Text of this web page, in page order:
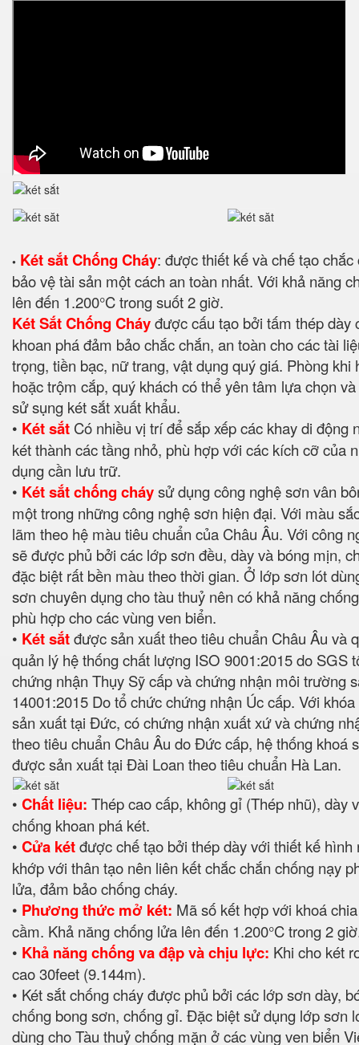
• Két sắt Chống Cháy: được thiết kế và chế tạo
bảo vệ tài sản một cách an toàn nhất. Với khả năng
lên đến 1.200°C trong suốt 2 giờ.
Két Sắt Chống Cháyđược cấu tạo bởi tấm thép dày
khoan phá đảm bảo chắc chắn, an toàn cho các tài
trọng, tiền bạc, nữ trang, vật dụng quý giá. Phòng khi
hoặc trộm cắp, quý khách có thể yên tâm lựa chọn
sử sụng két sắt xuất khẩu.
• Két sắt Có nhiều vị trí để sắp xếp các khay di động
két thành các tầng nhỏ, phù hợp với các kích cỡ của
dụng cần lưu trữ.
• Két sắt chống cháysử dụng công nghệ sơn vân
một trong những công nghệ sơn hiện đại. Với màu
lãm theo hệ màu tiêu chuẩn của Châu Âu. Với công
sẽ được phủ bởi các lớp sơn đều, dày và bóng mịn,
đặc biệt rất bền màu theo thời gian. Ở lớp sơn lót
sơn chuyên dụng cho tàu thuỷ nên có khả năng
phù hợp cho các vùng ven biển.
• Két sắtđược sản xuất theo tiêu chuẩn Châu Âu và
quản lý hệ thống chất lượng ISO 9001:2015 do SGS
chứng nhận Thụy Sỹ cấp và chứng nhận môi trường
14001:2015 Do tổ chức chứng nhận Úc cấp. Với
sản xuất tại Đức, có chứng nhận xuất xứ và chứng
theo tiêu chuẩn Châu Âu do Đức cấp, hệ thống khoá
được sản xuất tại Đài Loan theo tiêu chuẩn Hà Lan.
• Chất liệu: Thép cao cấp, không gỉ (Thép nhũ), dày
chống khoan phá két.
• Cửa kétđược chế tạo bởi thép dày với thiết kế hình
khớp với thân tạo nên liên kết chắc chắn chống nạy
lửa, đảm bảo chống cháy.
• Phương thức mở két: Mã số kết hợp với khoá
cầm. Khả năng chống lửa lên đến 1.200°C trong 2
• Khả năng chống va đập và chịu lực: Khi cho két
cao 30feet (9.144m).
• Két sắt chống cháy được phủ bởi các lớp sơn dày,
chống bong sơn, chống gỉ. Đặc biệt sử dụng lớp sơn
dùng cho Tàu thuỷ chống mặn ở các vùng ven biển